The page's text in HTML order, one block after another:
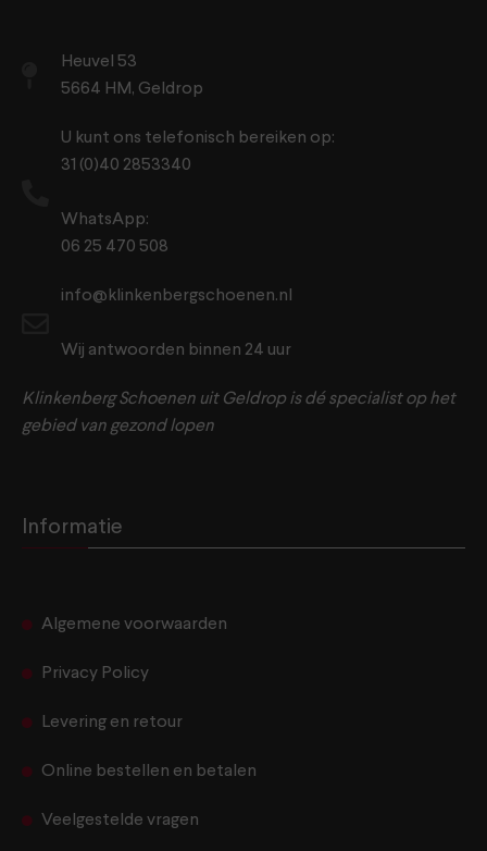
Heuvel 53
5664 HM, Geldrop
U kunt ons telefonisch bereiken op:
31 (0)40 2853340
WhatsApp:
06 25 470 508
info@klinkenbergschoenen.nl
Wij antwoorden binnen 24 uur
Klinkenberg Schoenen uit Geldrop is dé specialist op het
gebied van gezond lopen
Informatie
Algemene voorwaarden
Privacy Policy
Levering en retour
Online bestellen en betalen
Veelgestelde vragen